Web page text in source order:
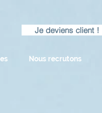
Je deviens client !
Nous recrutons